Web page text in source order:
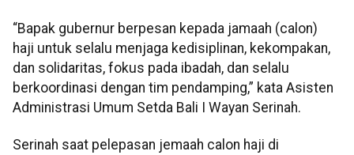
“Bapak gubernur berpesan kepada jamaah (calon)
haji untuk selalu menjaga kedisiplinan, kekompakan,
dan solidaritas, fokus pada ibadah, dan selalu
berkoordinasi dengan tim pendamping,” kata Asisten
Administrasi Umum Setda Bali I Wayan Serinah.
Serinah saat pelepasan jemaah calon haji di